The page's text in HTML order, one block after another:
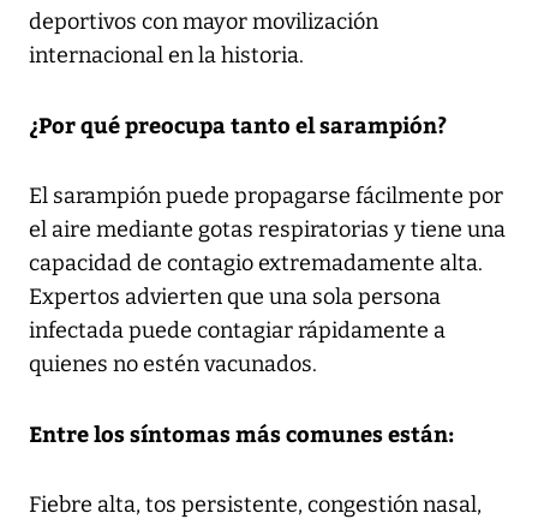
deportivos con mayor movilización
internacional en la historia.
¿Por qué preocupa tanto el sarampión?
El sarampión puede propagarse fácilmente por
el aire mediante gotas respiratorias y tiene una
capacidad de contagio extremadamente alta.
Expertos advierten que una sola persona
infectada puede contagiar rápidamente a
quienes no estén vacunados.
Entre los síntomas más comunes están:
Fiebre alta, tos persistente, congestión nasal,